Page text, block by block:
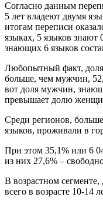
Согласно данным
5 лет владеют двумя
итогам переписи
языках, 5 языков знают
знающих 6 языков
Любопытный факт,
больше, чем мужчин,
вот доля мужчин,
превышает долю
Среди регионов,
языков, проживали в
При этом 35,1% или 6
из них 27,6% –
В возрастном
всего в возрасте 10-14